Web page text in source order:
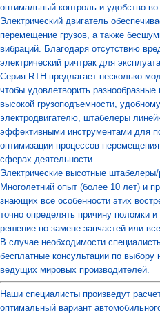
оптимальный контроль и удобство
Электрический двигатель
перемещение грузов, а также
вибраций. Благодаря отсутствию
электрический ричтрак для
Серия RTH предлагает несколько
чтобы удовлетворить
высокой грузоподъемности,
электродвигателю, штабелеры
эффективными инструментами для
оптимизации процессов
сферах деятельности.
Электрические высотные штабелеры/
Многолетний опыт (более 10 лет) и
знающих все особенности этих
точно определять причину поломки
решение по замене запчастей или
В случае необходимости
бесплатные консультации по
ведущих мировых производителей.
Наши специалисты произведут
оптимальный вариант